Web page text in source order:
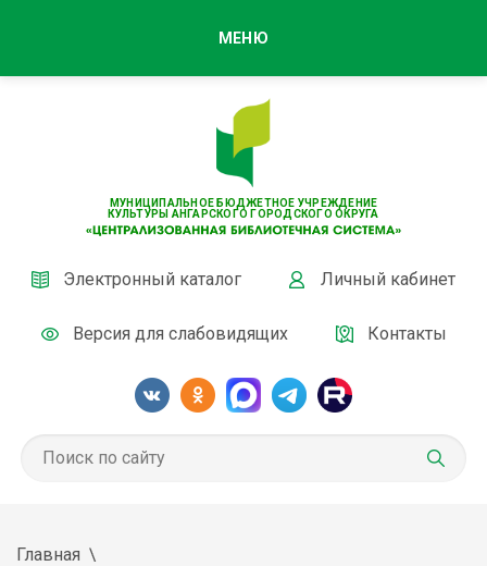
МУНИЦИПАЛЬНОЕ БЮДЖЕТНОЕ УЧРЕЖДЕНИЕ
КУЛЬТУРЫ АНГАРСКОГО ГОРОДСКОГО ОКРУГА
Электронный каталог Личный кабинет
Версия для слабовидящих Контакты
МЕНЮ
Главная